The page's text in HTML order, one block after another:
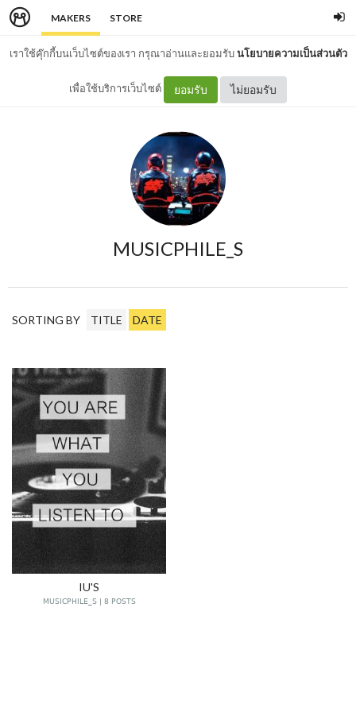
MAKERS STORE
เราใช้คุ๊กกี้บนเว็บไซต์ของเรา กรุณาอ่านและยอมรับนโยบายความเป็นส่วนตัว
เพื่อใช้บริการเว็บไซต์ ยอมรับ ไม่ยอมรับ
MUSICPHILE_S
SORTING BY TITLE DATE
IU'S
MUSICPHILE_S | 8 POSTS